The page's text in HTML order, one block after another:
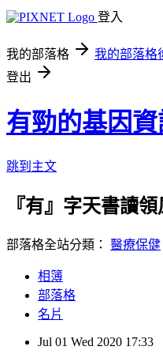
登入
我的部落格 我的部落格
登出
有勁的基因
跳到主文
『有』字天書讀
部落格全站分類： 醫療保健
相簿
部落格
名片
Jul 01 Wed 2020 17:33